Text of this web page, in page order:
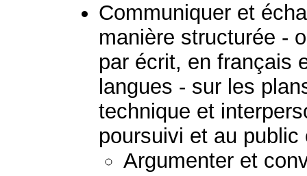
Communiquer et
manière structurée -
par écrit, en français
langues - sur les
technique et
poursuivi et au public
Argumenter et